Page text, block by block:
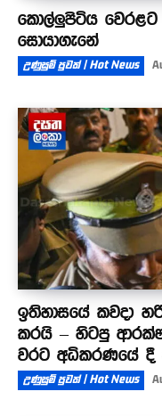
කොල්ලුපිටිය
සොයාගැනේ
උණුසුම් පුවත් | Hot News
ඉතිහාසයේ කවදා
කරයි – හිටපු
වරට අධිකරණයේ දී
උණුසුම් පුවත් | Hot News